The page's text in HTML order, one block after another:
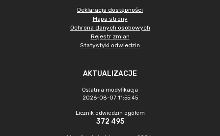
Deklaracja dostępności
Mapa strony
Ochrona danych osobowych
Rejestr zmian
Statystyki odwiedzin
AKTUALIZACJE
Ostatnia modyfikacja
2026-08-07 11:55:45
Licznik odwiedzin ogółem
372 495